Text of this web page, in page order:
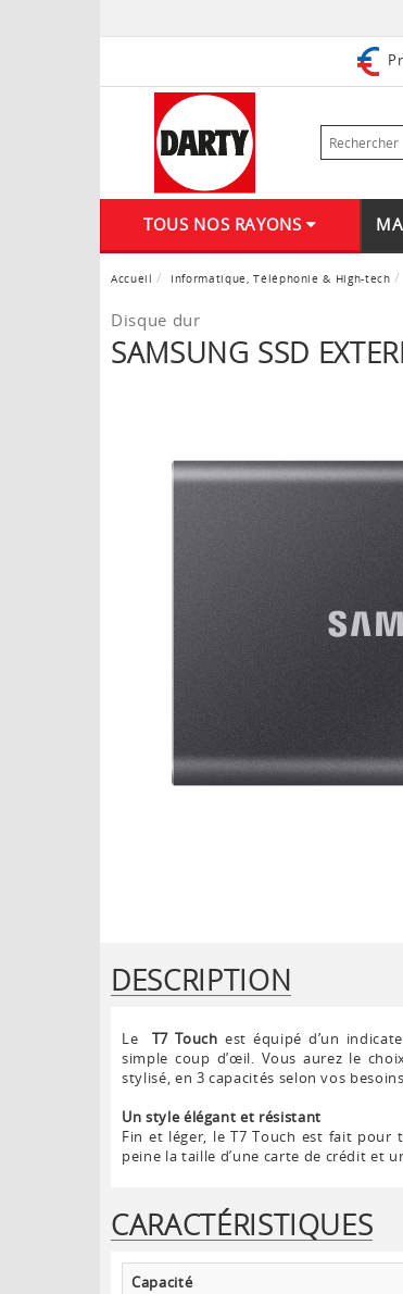
TOUS NOS RAYONS
Accueil Informatique, Téléphonie & High-tech
Disque dur
SAMSUNG SSD
DESCRIPTION
Le T7 Touch est équipé d’un
simple coup d’œil. Vous aurez le
stylisé, en 3 capacités selon vos
Un style élégant et résistant
Fin et léger, le T7 Touch est fait
peine la taille d’une carte de crédit et
CARACTÉRISTIQUES
Capacité